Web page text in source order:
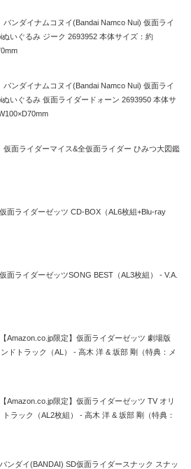
バンダイナムコヌイ(Bandai Namco Nui) 仮面ライ
ぬいぐるみ ジーク 2693952 本体サイズ：約
バンダイナムコヌイ(Bandai Namco Nui) 仮面ライ
ぬいぐるみ 仮面ライダードォーン 2693950 本体サ
仮面ライダーマイス&全仮面ライダー ひみつ大図鑑
仮面ライダーゼッツ CD-BOX（AL6枚組+Blu-ray
面ライダーゼッツSONG BEST（AL3枚組） - V.A.
【Amazon.co.jp限定】仮面ライダーゼッツ 劇場版
ドトラック（AL） - 高木 洋 & 坂部 剛（特典：メ
Amazon.co.jp限定】仮面ライダーゼッツ TV オリ
ラック（AL2枚組） - 高木 洋 & 坂部 剛（特典：
ンダイ(BANDAI) SD仮面ライダースナック スナッ